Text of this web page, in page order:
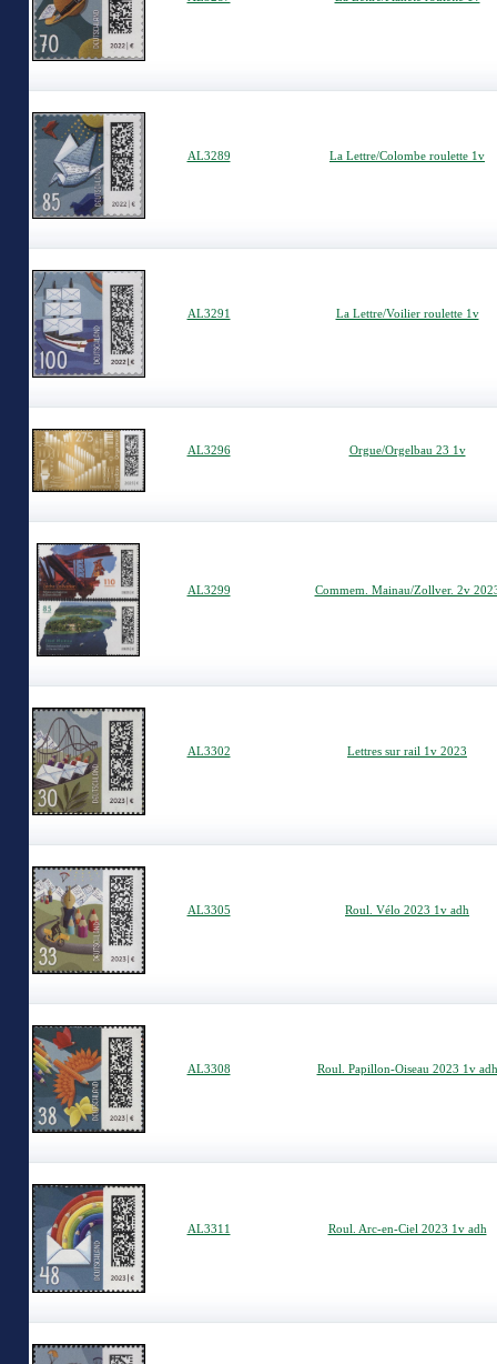
AL3289 La Lettre/Colombe roulette 1v
AL3291 La Lettre/Voilier roulette 1v
AL3296 Orgue/Orgelbau 23 1v
AL3299 Commem. Mainau/Zollver. 2v
AL3302 Lettres sur rail 1v 2023
AL3305 Roul. Vélo 2023 1v adh
AL3308 Roul. Papillon-Oiseau 2023 1v adh
AL3311 Roul. Arc-en-Ciel 2023 1v adh